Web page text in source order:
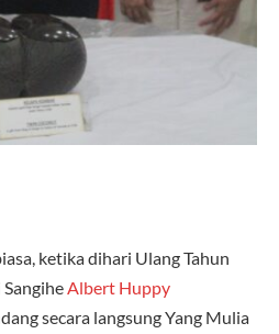
ketika dihari Ulang Tahun
Albert Huppy
secara langsung Yang Mulia